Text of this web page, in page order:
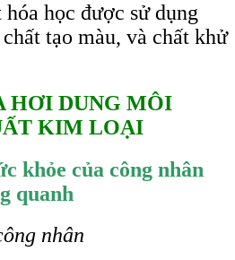
học được sử dụng
tạo màu, và chất khử
HƠI DUNG MÔI
KIM LOẠI
khỏe của công nhân
quanh
nhân